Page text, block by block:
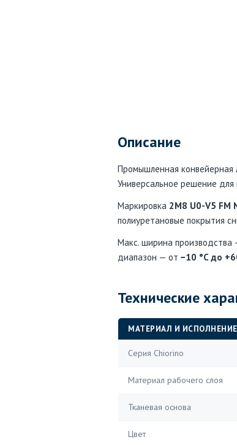
Описание
Промышленная конвейерная
Универсальное решение
Маркировка 2M8 U0-V5 FM
полиуретановые покрытия
Макс. ширина производства
диапазон — от −10 °C до
Технические
МАТЕРИАЛ И ИСПОЛНЕНИЕ
Серия Chiorino
Материал рабочего слоя
Тканевая основа
Цвет